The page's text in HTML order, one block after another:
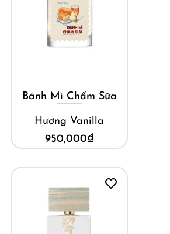
Bánh Mì Chấm Sữa
Hương Vanilla
950,000₫